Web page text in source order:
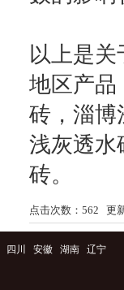
以上是
地区产
砖 ， 淄博
浅灰透水
砖。
点击次数： 562 更
四川 安徽 湖南 辽宁